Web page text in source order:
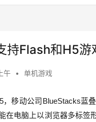
持Flash和H5游
午 • 单机游戏
，移动公司BlueStacks蓝
在电脑上以浏览器多标